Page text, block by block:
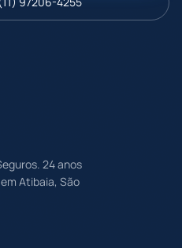
. 24anos
Atibaia, São